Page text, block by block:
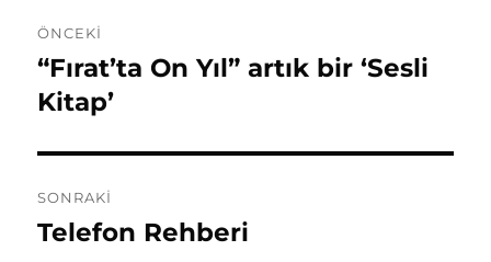
gezinmesi
ÖNCEKI
Önceki
yazı:
“Fırat’ta On Yıl” artık bir ‘Sesli
Kitap’
SONRAKI
Sonraki
Telefon Rehberi